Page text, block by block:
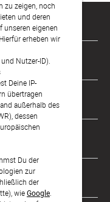
zu zeigen, noch
und deren
unseren eigenen
erheben wir
Nutzer-ID).
Deine IP-
übertragen
außerhalb des
dessen
Du der
zur
der
wieGoogle